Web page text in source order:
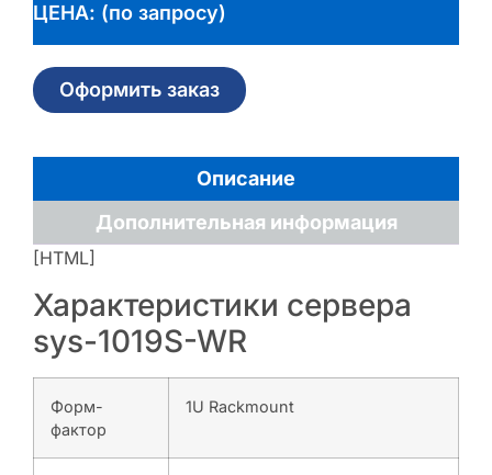
ЦЕНА: (по запросу)
Оформить заказ
Описание
Дополнительная информация
[HTML]
Характеристики сервера
sys-1019S-WR
Форм-
фактор
1U Rackmount